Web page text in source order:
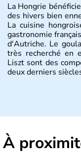
La Hongrie
des hivers bien
La cuisine
gastronomie
d'Autriche. Le
très recherché en
Liszt sont des
deux derniers
Histoire et
depuis 2004, la
pays dont la
monnaie le
À